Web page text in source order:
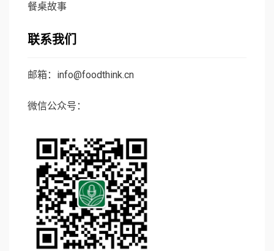
餐桌故事
联系我们
邮箱：info@foodthink.cn
微信公众号：